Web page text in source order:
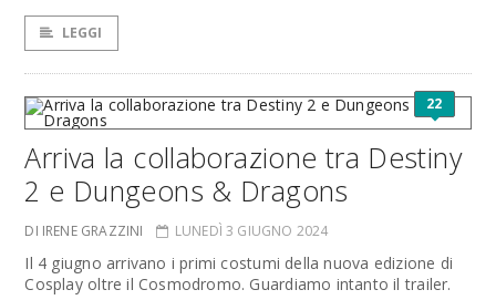
LEGGI
22
Arriva la collaborazione tra Destiny
2 e Dungeons & Dragons
DI IRENE GRAZZINI LUNEDÌ 3 GIUGNO 2024
Il 4 giugno arrivano i primi costumi della nuova edizione di
Cosplay oltre il Cosmodromo. Guardiamo intanto il trailer.